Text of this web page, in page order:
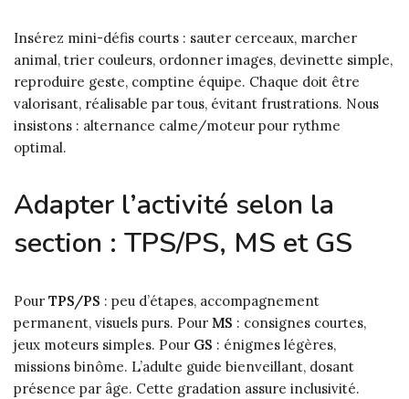
Insérez mini-défis courts : sauter cerceaux, marcher
animal, trier couleurs, ordonner images, devinette simple,
reproduire geste, comptine équipe. Chaque doit être
valorisant, réalisable par tous, évitant frustrations. Nous
insistons : alternance calme/moteur pour rythme
optimal.
Adapter l’activité selon la
section : TPS/PS, MS et GS
Pour TPS/PS : peu d’étapes, accompagnement
permanent, visuels purs. Pour MS : consignes courtes,
jeux moteurs simples. Pour GS : énigmes légères,
missions binôme. L’adulte guide bienveillant, dosant
présence par âge. Cette gradation assure inclusivité.